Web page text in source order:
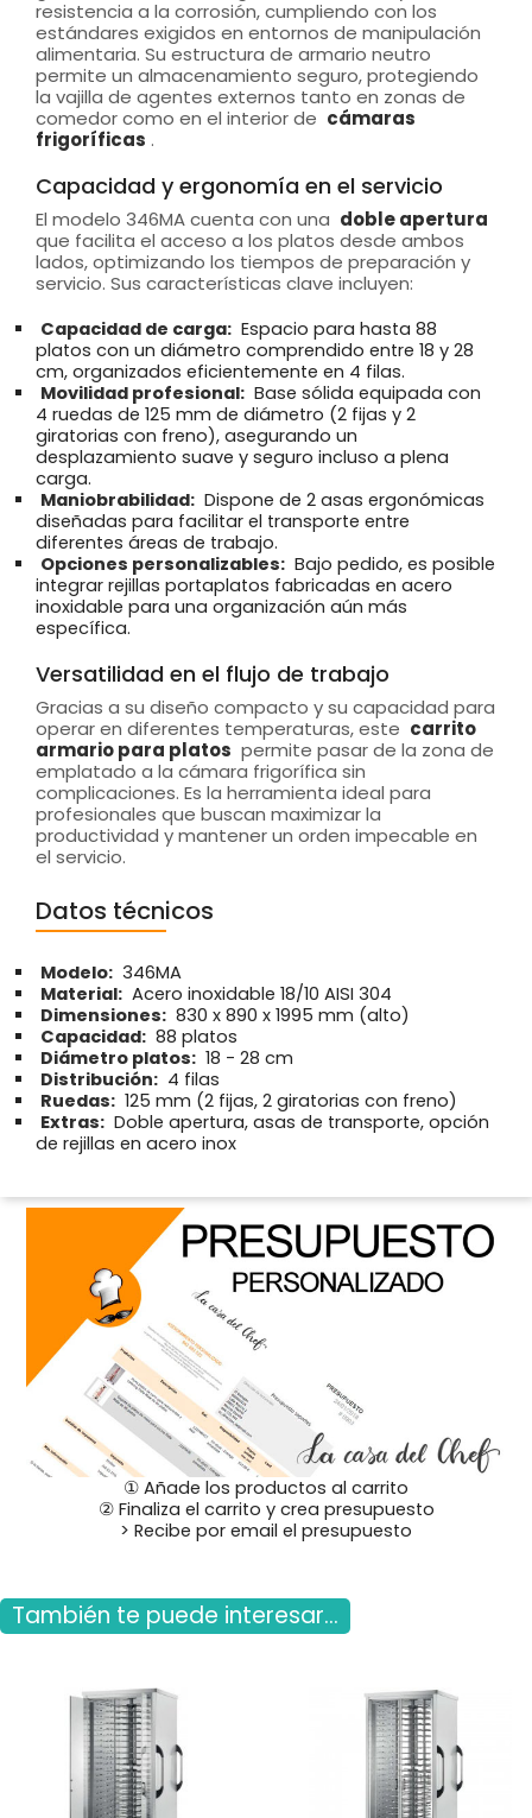
resistencia a la corrosión, cumpliendo con los
estándares exigidos en entornos de manipulación
alimentaria. Su estructura de armario neutro
permite un almacenamiento seguro, protegiendo
la vajilla de agentes externos tanto en zonas de
comedor como en el interior de cámaras
frigoríficas .
Capacidad y ergonomía en el servicio
El modelo 346MA cuenta con una doble apertura
que facilita el acceso a los platos desde ambos
lados, optimizando los tiempos de preparación y
servicio. Sus características clave incluyen:
Capacidad de carga: Espacio para hasta 88
platos con un diámetro comprendido entre 18 y 28
cm, organizados eficientemente en 4 filas.
Movilidad profesional: Base sólida equipada con
4 ruedas de 125 mm de diámetro (2 fijas y 2
giratorias con freno), asegurando un
desplazamiento suave y seguro incluso a plena
carga.
Maniobrabilidad: Dispone de 2 asas ergonómicas
diseñadas para facilitar el transporte entre
diferentes áreas de trabajo.
Opciones personalizables: Bajo pedido, es posible
integrar rejillas portaplatos fabricadas en acero
inoxidable para una organización aún más
específica.
Versatilidad en el flujo de trabajo
Gracias a su diseño compacto y su capacidad para
operar en diferentes temperaturas, este carrito
armario para platos permite pasar de la zona de
emplatado a la cámara frigorífica sin
complicaciones. Es la herramienta ideal para
profesionales que buscan maximizar la
productividad y mantener un orden impecable en
el servicio.
Datos técnicos
Modelo: 346MA
Material: Acero inoxidable 18/10 AISI 304
Dimensiones: 830 x 890 x 1995 mm (alto)
Capacidad: 88 platos
Diámetro platos: 18 - 28 cm
Distribución: 4 filas
Ruedas: 125 mm (2 fijas, 2 giratorias con freno)
Extras: Doble apertura, asas de transporte, opción
de rejillas en acero inox
① Añade los productos al carrito
② Finaliza el carrito y crea presupuesto
> Recibe por email el presupuesto
También te puede interesar...